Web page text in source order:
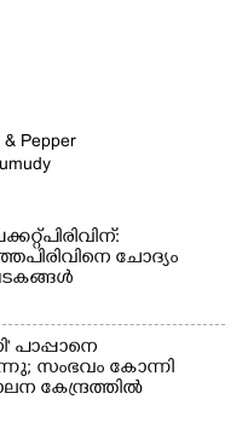
പിരിവിന്:
പിരിവിനെ ചോദ്യം
പാപ്പാനെ
സംഭവം കോന്നി
കേന്ദ്രത്തിൽ